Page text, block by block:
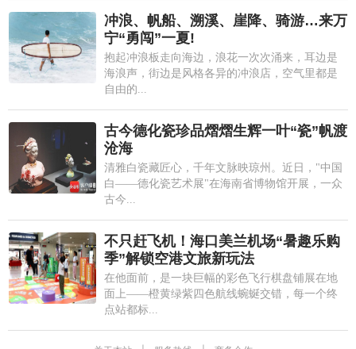
冲浪、帆船、溯溪、崖降、骑游…来万
宁“勇闯”一夏!
抱起冲浪板走向海边，浪花一次次涌来，耳边是
海浪声，街边是风格各异的冲浪店，空气里都是
自由的...
古今德化瓷珍品熠熠生辉一叶“瓷”帆渡
沧海
清雅白瓷藏匠心，千年文脉映琼州。近日，"中国
白——德化瓷艺术展"在海南省博物馆开展，一众
古今...
不只赶飞机！海口美兰机场“暑趣乐购
季”解锁空港文旅新玩法
在他面前，是一块巨幅的彩色飞行棋盘铺展在地
面上——橙黄绿紫四色航线蜿蜒交错，每一个终
点站都标...